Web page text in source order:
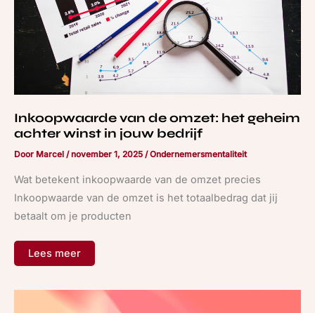
Inkoopwaarde van de omzet: het geheim
achter winst in jouw bedrijf
Door Marcel /november 1, 2025 /Ondernemersmentaliteit
Wat betekent inkoopwaarde van de omzet precies
Inkoopwaarde van de omzet is het totaalbedrag dat jij
betaalt om je producten
jouw
bedrijf
Lees meer
Olcay
Gulsen